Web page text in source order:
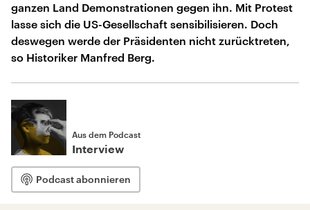
ganzen Land Demonstrationen gegen ihn. Mit Protest
lasse sich die US-Gesellschaft sensibilisieren. Doch
deswegen werde der Präsidenten nicht zurücktreten,
so Historiker Manfred Berg.
Aus dem Podcast
Interview
Podcast abonnieren